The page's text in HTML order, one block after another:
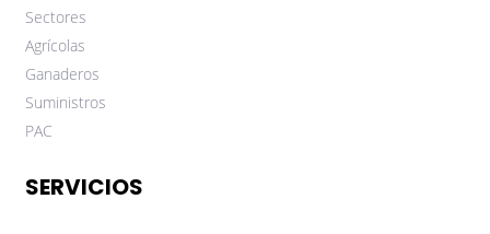
Sectores
Agrícolas
Ganaderos
Suministros
PAC
SERVICIOS